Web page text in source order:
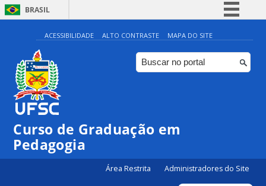
BRASIL
Simplifique!
Comunica BR
Participe
Canais
ACESSIBILIDADE ALTO CONTRASTE MAPA DO SITE
Curso de Graduação em
Pedagogia
Área Restrita Administradores do Site